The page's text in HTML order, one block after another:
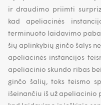
ir draudimo priimti
kad apeliacinės
terminuoto laidavimo
šių aplinkybių ginčo šalys
apeliacinės instancijos
apeliacinio skundo ribas
ginčo šalių, toks teismo
išeinančiu iš už apeliacinio